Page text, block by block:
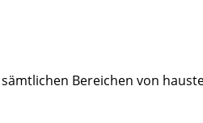
Bereichen von